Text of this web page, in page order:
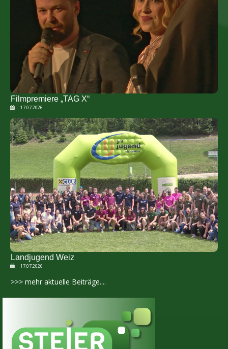
Filmpremiere „TAG X“
17.07.2026
Landjugend Weiz
17.07.2026
>>> mehr aktuelle Beiträge....